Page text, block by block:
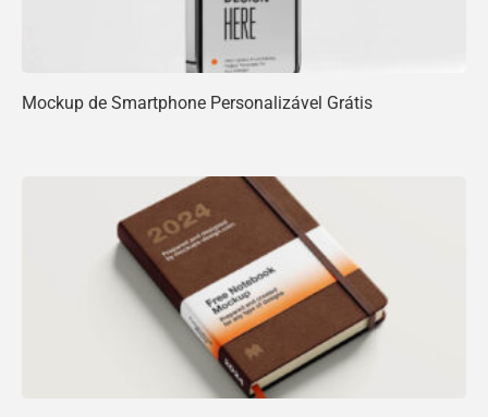
Mockup de Smartphone Personalizável Grátis